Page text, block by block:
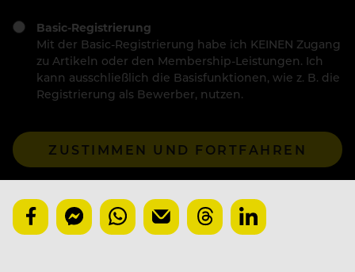
Basic-Registrierung
Mit der Basic-Registrierung habe ich KEINEN Zugang
zu Artikeln oder den Membership-Leistungen. Ich
kann ausschließlich die Basisfunktionen, wie z. B. die
Registrierung als Bewerber, nutzen.
ZUSTIMMEN UND FORTFAHREN